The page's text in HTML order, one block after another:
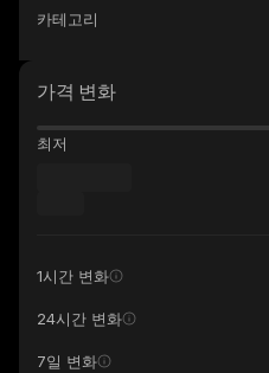
카테고리
가격 변화
최저
1시간 변화
24시간 변화
7일 변화